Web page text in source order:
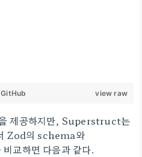
view raw
GitHub
제공하지만, Superstruct는
Zod의 schema와
교하면 다음과 같다.